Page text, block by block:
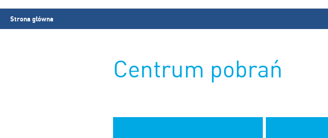
Jesteś
tutaj
Strona główna
Centrum pobrań